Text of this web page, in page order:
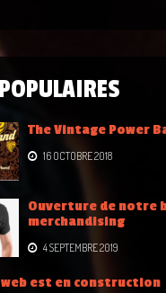
The Vintage Power
16 OCTOBRE 2018
Ouverture de notre
merchandising
4 SEPTEMBRE 2019
est en construction